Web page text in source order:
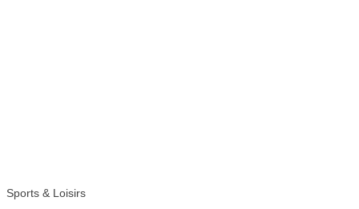
Sports & Loisirs